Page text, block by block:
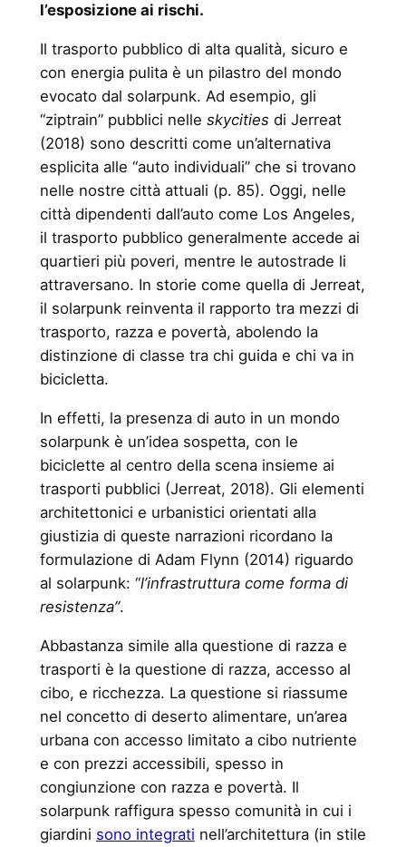
l’esposizione ai rischi.
Il trasporto pubblico di alta qualità, sicuro e
con energia pulita è un pilastro del mondo
evocato dal solarpunk. Ad esempio, gli
“ziptrain” pubblici nelle skycities di Jerreat
(2018) sono descritti come un’alternativa
esplicita alle “auto individuali” che si trovano
nelle nostre città attuali (p. 85). Oggi, nelle
città dipendenti dall’auto come Los Angeles,
il trasporto pubblico generalmente accede ai
quartieri più poveri, mentre le autostrade li
attraversano. In storie come quella di Jerreat,
il solarpunk reinventa il rapporto tra mezzi di
trasporto, razza e povertà, abolendo la
distinzione di classe tra chi guida e chi va in
bicicletta.
In effetti, la presenza di auto in un mondo
solarpunk è un’idea sospetta, con le
biciclette al centro della scena insieme ai
trasporti pubblici (Jerreat, 2018). Gli elementi
architettonici e urbanistici orientati alla
giustizia di queste narrazioni ricordano la
formulazione di Adam Flynn (2014) riguardo
al solarpunk: “l’infrastruttura come forma di
resistenza”.
Abbastanza simile alla questione di razza e
trasporti è la questione di razza, accesso al
cibo, e ricchezza. La questione si riassume
nel concetto di deserto alimentare, un’area
urbana con accesso limitato a cibo nutriente
e con prezzi accessibili, spesso in
congiunzione con razza e povertà. Il
solarpunk raffigura spesso comunità in cui i
giardini sono integrati nell’architettura (in stile